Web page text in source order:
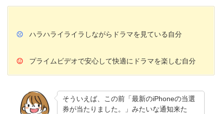
ハラハライライラしながらドラマを見ている自分
プライムビデオで安心して快適にドラマを楽しむ自分
そういえば、この前「最新のiPhoneの当選
券が当たりました。」みたいな通知来た